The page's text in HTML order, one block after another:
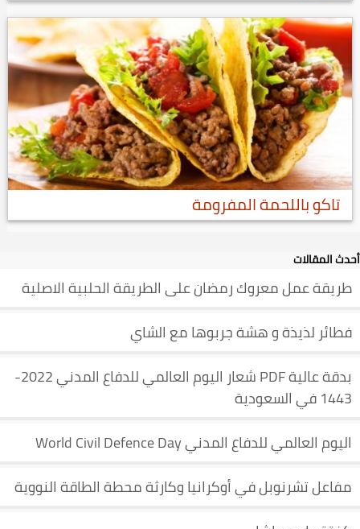
تاكو باللحمة المفرومة
أحدث المقالات
طريقة عمل معروك رمضان على الطريقة الحلبية الاصلية
فطائر لذيذة و هشة جربوها مع الشاي
بدقة عالية PDF شعار اليوم العالمي للدفاع المدني 2022-
1443 في السعودية
اليوم العالمي للدفاع المدني World Civil Defence Day
مفاعل تشرنوبل في أوكرانيا وكارثة محطة الطاقة النووية